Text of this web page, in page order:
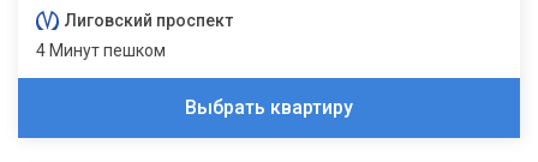
Лиговский проспект
4 Минут пешком
Выбрать квартиру